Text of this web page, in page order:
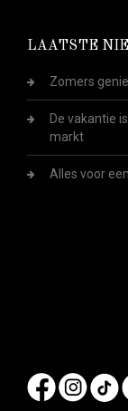
LAATSTE
Zomers
De vakantie
markt
Alles voor